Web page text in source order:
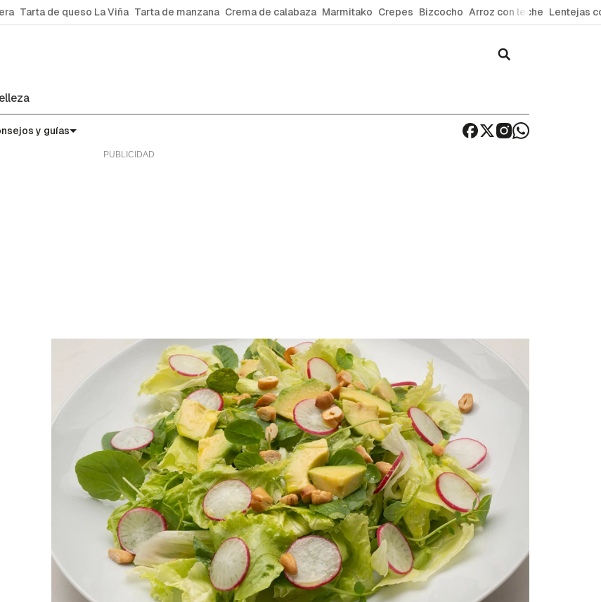
Tarta de queso La Viña Tarta de manzana Crema de calabaza Marmitako Crepes Bizcocho Arroz con leche Lentejas
y guías